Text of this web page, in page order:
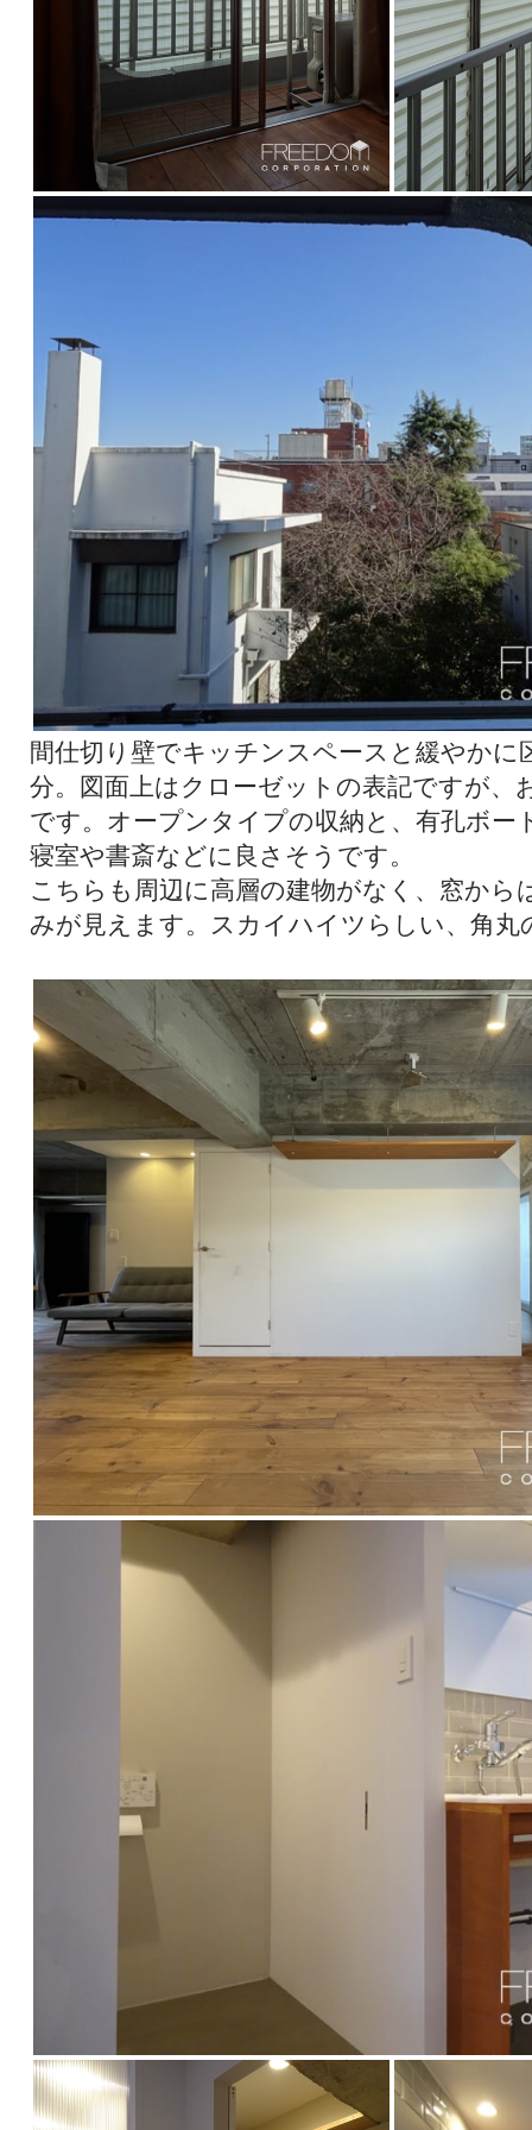
間仕切り壁でキッチンスペースと緩やかに
分。図面上はクローゼットの表記ですが、
です。オープンタイプの収納と、有孔ボー
寝室や書斎などに良さそうです。
こちらも周辺に高層の建物がなく、窓から
みが見えます。スカイハイツらしい、角丸